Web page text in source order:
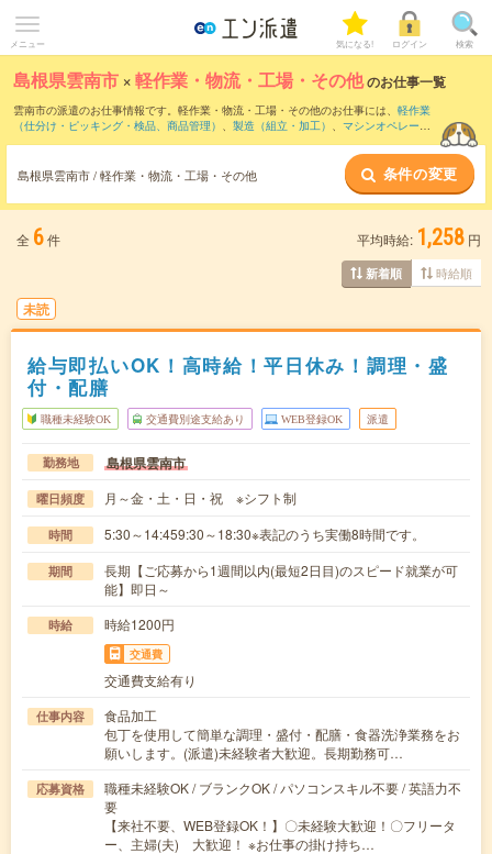
メニュー 気になる! ログイン 検索
島根県雲南市 ×軽作業・物流・工場・その他のお仕事一覧
雲南市の派遣のお仕事情報です。軽作業・物流・工場・その他のお仕事には、 軽作業
（仕分け・ピッキング・検品、商品管理） 、 製造（組立・加工） 、 マシンオペレータ
島根県雲南市 / 軽作業・物流・工場・その他 条件の変更
全 6件 平均時給: 1,258 円
新着順 時給順
未読
給与即払いOK！高時給！平日休み！調理・盛
付・配膳
職種未経験OK 交通費別途支給あり WEB登録OK 派遣
勤務地 島根県雲南市
曜日頻度 月～金・土・日・祝 ※シフト制
時間 5:30～14:459:30～18:30※表記のうち実働8時間です。
期間
長期【ご応募から1週間以内(最短2日目)のスピード就業が可
能】即日～
時給 時給1200円
交通費
交通費支給有り
仕事内容
食品加工
包丁を使用して簡単な調理・盛付・配膳・食器洗浄業務をお
願いします。(派遣)未経験者大歓迎。長期勤務可…
応募資格
職種未経験OK / ブランクOK / パソコンスキル不要 / 英語力不
要
【来社不要、WEB登録OK！】〇未経験大歓迎！〇フリータ
ー、主婦(夫) 大歓迎！ ※お仕事の掛け持ち…